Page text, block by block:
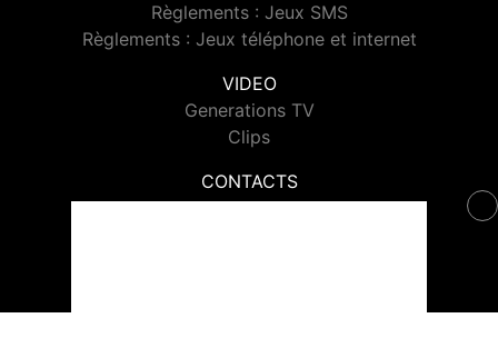
Règlements : Jeux SMS
Règlements : Jeux téléphone et internet
VIDEO
Generations TV
Clips
CONTACTS
Contacter Generations